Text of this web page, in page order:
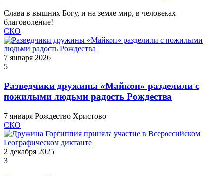
Слава в вышних Богу, и на земле мир, в человеках
благоволение!
СКО
7 января 2026
5
Разведчики дружины «Майкоп» разделили с
пожилыми людьми радость Рождества
7 января Рождество Христово
СКО
2 декабря 2025
3